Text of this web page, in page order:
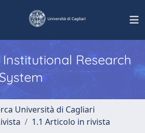
Institutional Research
Università di Cagliari
1.1 Articolo in rivista